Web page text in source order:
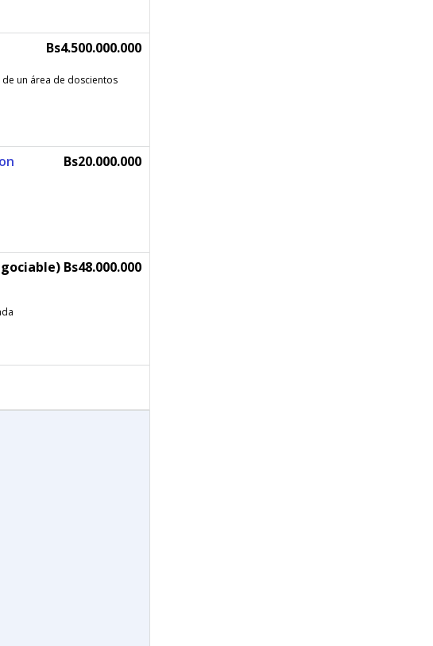
Bs4.500.000.000
un área de doscientos
Bs20.000.000
Bs48.000.000